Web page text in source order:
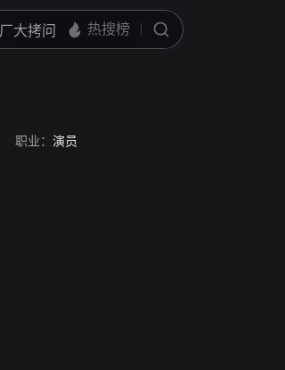
职业： 演员